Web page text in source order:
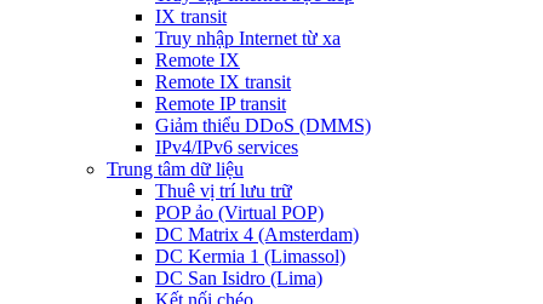
IX transit
Truy nhập Internet từ xa
Remote IX
Remote IX transit
Remote IP transit
Giảm thiểu DDoS (DMMS)
IPv4/IPv6 services
Trung tâm dữ liệu
Thuê vị trí lưu trữ
POP ảo (Virtual POP)
DC Matrix 4 (Amsterdam)
DC Kermia 1 (Limassol)
DC San Isidro (Lima)
Kết nối chéo